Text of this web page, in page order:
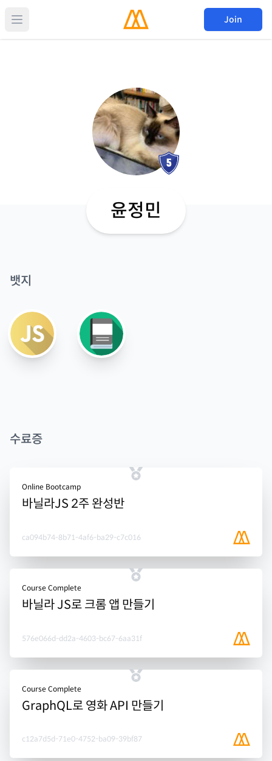
Join
윤정민
뱃지
수료증
Online Bootcamp
바닐라JS 2주 완성반
ca094b74-8b71-4af6-ba29-c7c016
Course Complete
바닐라 JS로 크롬 앱 만들기
576e066d-dd2a-4603-bc67-6aa31f
Course Complete
GraphQL로 영화 API 만들기
c12a7d5d-71e0-4752-ba09-39bf87